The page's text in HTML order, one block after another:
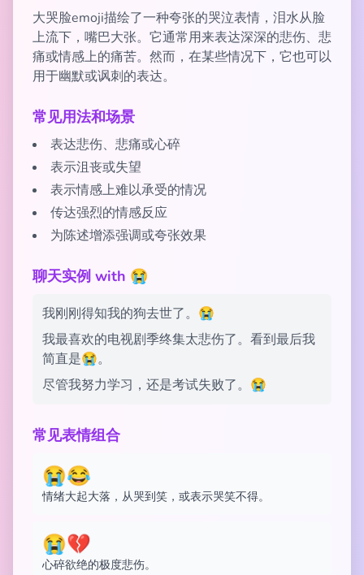
大哭脸emoji描绘了一种夸张的哭泣表情，泪水从脸
上流下，嘴巴大张。它通常用来表达深深的悲伤、悲
痛或情感上的痛苦。然而，在某些情况下，它也可以
用于幽默或讽刺的表达。
常见用法和场景
表达悲伤、悲痛或心碎
表示沮丧或失望
表示情感上难以承受的情况
传达强烈的情感反应
为陈述增添强调或夸张效果
聊天实例 with 😭
我刚刚得知我的狗去世了。😭
我最喜欢的电视剧季终集太悲伤了。看到最后我
简直是😭。
尽管我努力学习，还是考试失败了。😭
常见表情组合
😭😂
情绪大起大落，从哭到笑，或表示哭笑不得。
😭💔
心碎欲绝的极度悲伤。